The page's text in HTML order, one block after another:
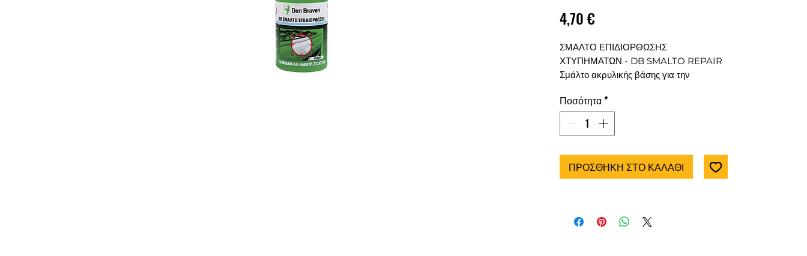
4,70 €
ΣΜΑΛΤΟ ΕΠΙΔΙΟΡΘΩΣΗΣ
ΧΤΥΠΗΜΑΤΩΝ - DB SMALTO REPAIR
Σμάλτο ακρυλικής βάσης για την
οικιακές συσκευές, κεραμικά πλακάκια
και επισμαλτομένες επιφάνειες. Διαθέτει
πινελάκι για ακριβή εφαρμογή και είναι
Ποσότητα*
ΠΡΟΣΘΗΚΗ ΣΤΟ ΚΑΛΑΘΙ